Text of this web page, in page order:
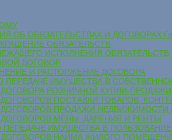
ОБ ОБЯЗАТЕЛЬСТВАХ И ДОГОВОРАХ
ОБЯЗАТЕЛЬСТВ
ИСПОЛНЕНИЯ ОБЯЗАТЕЛЬСТВ
ДОГОВОР
И РАСТОРЖЕНИЕ ДОГОВОРА
ПЕРЕДАЧЕ ИМУЩЕСТВА В
ДОГОВОРА РОЗНИЧНОЙ КУПЛИ-ПРОДАЖИ
ДОГОВОРОВ ПОСТАВКИ ТОВАРОВ,
ДОГОВОРОВ ПРОДАЖИ
ДОГОВОРОВ МЕНЫ, ДАРЕНИЯ И РЕНТЫ
ПЕРЕДАЧЕ ИМУЩЕСТВА В
ДОГОВОРОВ НАЙМА ЖИЛОГО